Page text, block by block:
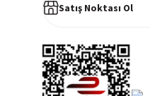
Satış Noktası Ol